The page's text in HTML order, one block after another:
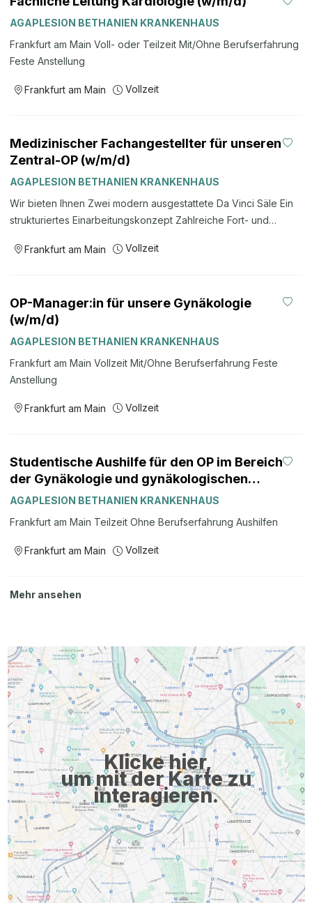
(kostenfreie Sport- und Kulturangebote)
Mitarbeitervorteilsprogramm Betriebliches
JobRad (Fahrrad-Leasing)) Gute Erreichbarkeit mit öffentlichen
Verkehrsmitteln Von unseren Mitarbeiter:innen erwarten wir,
dass sie unsere Werte und unsere christlich-diakonische
Pflegefachleitung Herr Najib Ben ...
AGAPLESION BETHANIEN KRANKENHAUS
Frankfurt am Main Voll- oder Teilzeit Mit/Ohne Berufserfahrung
Feste Anstellung
Frankfurt am Main Vollzeit
Medizinischer Fachangestellter für unseren
Zentral-OP (w/m/d)
AGAPLESION BETHANIEN KRANKENHAUS
Wir bieten Ihnen Zwei modern ausgestattete Da Vinci Säle Ein
strukturiertes Einarbeitungskonzept Zahlreiche Fort- und
nach AVR.HN inkl. Jahressonderzahlung und betrieblicher
Mitarbeitervorteilsprogramm (AGAPLESION corporate benefits)
Kindertagesstätte am AGAPLESION MARKUS KRANKENHAUS
und Kinderferienbetreuung Gute Erreichbarkeit mit öffentlichen
dass sie unsere Werte und unsere christlich-diakonische
Ausrichtung unterstützen. Bewerben Sie sich jetzt! Wir freuen
uns auf Ihre Bewerbung. Für Fragen zur ausgeschriebenen
Frankfurt am Main Vollzeit
OP-Manager:in für unsere Gynäkologie
(w/m/d)
AGAPLESION BETHANIEN KRANKENHAUS
Frankfurt am Main Vollzeit Mit/Ohne Berufserfahrung Feste
Anstellung
Frankfurt am Main Vollzeit
Studentische Aushilfe für den OP im Bereich
der Gynäkologie und gynäkologischen
Onkologie (w/m/d)
AGAPLESION BETHANIEN KRANKENHAUS
Frankfurt am Main Teilzeit Ohne Berufserfahrung Aushilfen
Frankfurt am Main Vollzeit
Mehr ansehen
Klicke hier,
um mit der Karte zu
interagieren.